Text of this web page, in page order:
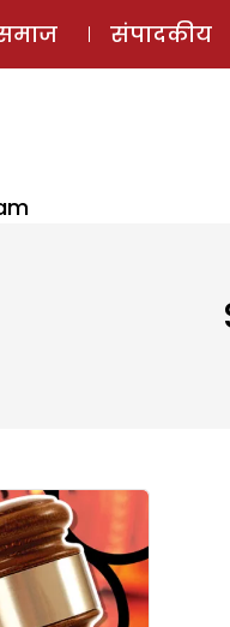
संपादकीय